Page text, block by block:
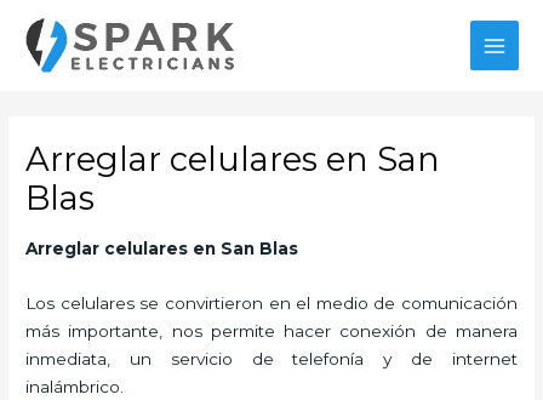
contenido
Arreglar celulares en San
Blas
Arreglar celulares en San Blas
Los celulares se convirtieron en el medio de comunicación
más importante, nos permite hacer conexión de manera
inmediata, un servicio de telefonía y de internet
inalámbrico.